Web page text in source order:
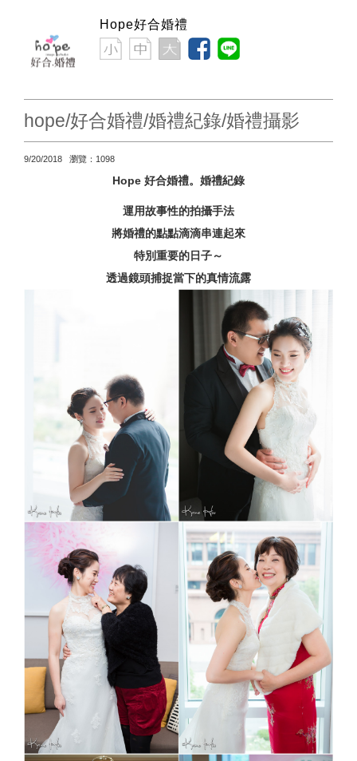
Hope好合婚禮
hope/好合婚禮/婚禮紀錄/婚禮攝影
9/20/2018 瀏覽：1098
Hope 好合婚禮。婚禮紀錄
運用故事性的拍攝手法
將婚禮的點點滴滴串連起來
特別重要的日子～
透過鏡頭捕捉當下的真情流露